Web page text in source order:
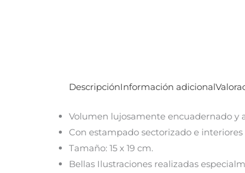
DescripciónInformación adicional
Volumen lujosamente encuadernado y
Con estampado sectorizado e
Tamaño: 15 x 19 cm.
Bellas Ilustraciones realizadas